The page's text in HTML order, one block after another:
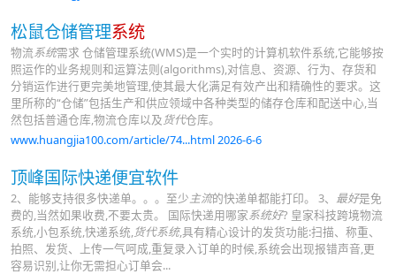
松鼠仓储管理系统
物流系统需求 仓储管理系统(WMS)是一个实时的计算机软件系统,它能够按
照运作的业务规则和运算法则(algorithms),对信息、资源、行为、存货和
分销运作进行更完美地管理,使其最大化满足有效产出和精确性的要求。这
里所称的“仓储”包括生产和供应领域中各种类型的储存仓库和配送中心,当
然包括普通仓库,物流仓库以及 货代仓库。
www.huangjia100.com/article/74...html 2026-6-6
顶峰国际快递便宜软件
2、能够支持很多快递单。。。至少主流的快递单都能打印。 3、 最好是免
费的,当然如果收费,不要太贵。 国际快递用哪家系统好? 皇家科技跨境物流
系统,小包系统,快递系统,货代系统,具有精心设计的发货功能:扫描、称重、
拍照、发货、上传一气呵成,重复录入订单的时候,系统会出现报错声音,更
容易识别,让你无需担心订单会...